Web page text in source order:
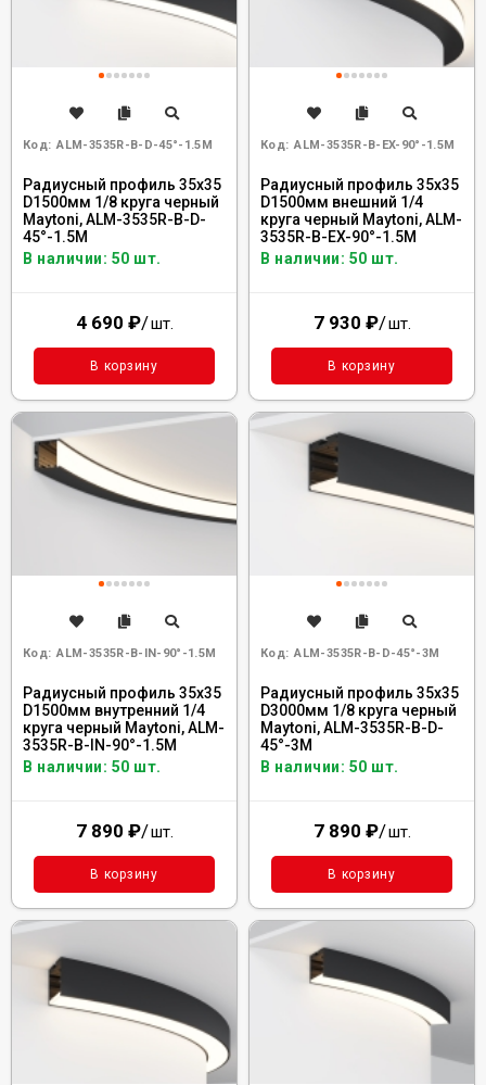
Код: ALM-3535R-B-D-45°-1.5M
Радиусный профиль 35x35
D1500мм 1/8 круга черный
Maytoni, ALM-3535R-B-D-
45°-1.5M
В наличии: 50 шт.
4 690 ₽/шт.
В корзину
Код: ALM-3535R-B-EX-90°-1.5M
Радиусный профиль 35x35
D1500мм внешний 1/4
круга черный Maytoni, ALM-
3535R-B-EX-90°-1.5M
В наличии: 50 шт.
7 930 ₽/шт.
В корзину
Код: ALM-3535R-B-IN-90°-1.5M
Радиусный профиль 35x35
D1500мм внутренний 1/4
круга черный Maytoni, ALM-
3535R-B-IN-90°-1.5M
В наличии: 50 шт.
7 890 ₽/шт.
В корзину
Код: ALM-3535R-B-D-45°-3M
Радиусный профиль 35x35
D3000мм 1/8 круга черный
Maytoni, ALM-3535R-B-D-
45°-3M
В наличии: 50 шт.
7 890 ₽/шт.
В корзину